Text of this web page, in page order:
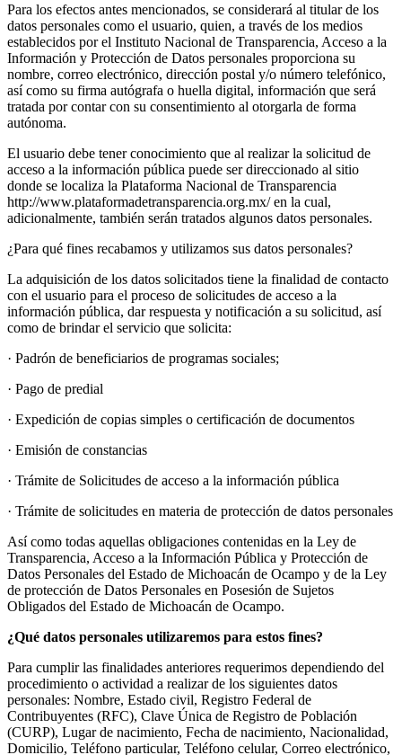
Para los efectos antes mencionados, se considerará al titular de los
datos personales como el usuario, quien, a través de los medios
establecidos por el Instituto Nacional de Transparencia, Acceso a la
Información y Protección de Datos personales proporciona su
nombre, correo electrónico, dirección postal y/o número telefónico,
así como su firma autógrafa o huella digital, información que será
tratada por contar con su consentimiento al otorgarla de forma
autónoma.
El usuario debe tener conocimiento que al realizar la solicitud de
acceso a la información pública puede ser direccionado al sitio
donde se localiza la Plataforma Nacional de Transparencia
http://www.plataformadetransparencia.org.mx/ en la cual,
adicionalmente, también serán tratados algunos datos personales.
¿Para qué fines recabamos y utilizamos sus datos personales?
La adquisición de los datos solicitados tiene la finalidad de contacto
con el usuario para el proceso de solicitudes de acceso a la
información pública, dar respuesta y notificación a su solicitud, así
como de brindar el servicio que solicita:
· Padrón de beneficiarios de programas sociales;
· Pago de predial
· Expedición de copias simples o certificación de documentos
· Emisión de constancias
· Trámite de Solicitudes de acceso a la información pública
· Trámite de solicitudes en materia de protección de datos personales
Así como todas aquellas obligaciones contenidas en la Ley de
Transparencia, Acceso a la Información Pública y Protección de
Datos Personales del Estado de Michoacán de Ocampo y de la Ley
de protección de Datos Personales en Posesión de Sujetos
Obligados del Estado de Michoacán de Ocampo.
¿Qué datos personales utilizaremos para estos fines?
Para cumplir las finalidades anteriores requerimos dependiendo del
procedimiento o actividad a realizar de los siguientes datos
personales: Nombre, Estado civil, Registro Federal de
Contribuyentes (RFC), Clave Única de Registro de Población
(CURP), Lugar de nacimiento, Fecha de nacimiento, Nacionalidad,
Domicilio, Teléfono particular, Teléfono celular, Correo electrónico,